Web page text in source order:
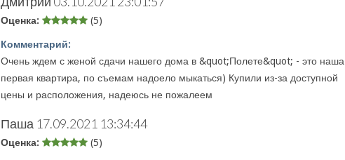
Оценка: (5)
Комментарий:
Очень ждем с женой сдачи нашего дома в &quot;Полете&quot; - это наша
первая квартира, по съемам надоело мыкаться) Купили из-за доступной
цены и расположения, надеюсь не пожалеем
Паша 17.09.2021 13:34:44
Оценка: (5)